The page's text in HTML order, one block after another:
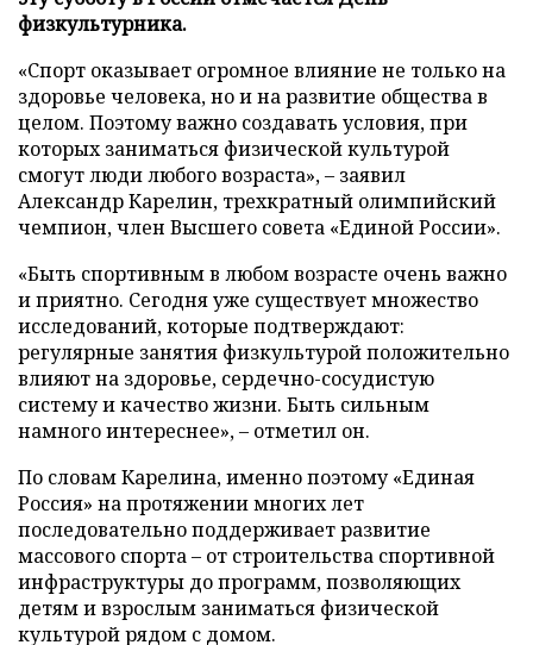
физкультурника.
«Спорт оказывает огромное влияние не только на
здоровье человека, но и на развитие общества в
целом. Поэтому важно создавать условия, при
которых заниматься физической культурой
смогут люди любого возраста», – заявил
Александр Карелин, трехкратный олимпийский
чемпион, член Высшего совета «Единой России».
«Быть спортивным в любом возрасте очень важно
и приятно. Сегодня уже существует множество
исследований, которые подтверждают:
регулярные занятия физкультурой положительно
влияют на здоровье, сердечно-сосудистую
систему и качество жизни. Быть сильным
намного интереснее», – отметил он.
По словам Карелина, именно поэтому «Единая
Россия» на протяжении многих лет
последовательно поддерживает развитие
массового спорта – от строительства спортивной
инфраструктуры до программ, позволяющих
детям и взрослым заниматься физической
культурой рядом с домом.